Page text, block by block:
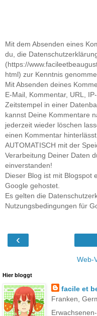
Mit dem Absenden eines
du, die
(https://
html) zur Kenntnis
Mit Absenden deines
E-Mail, Kommentar, URL,
Zeitstempel in einer
kannst Deine Kommentare
jederzeit wieder löschen
einen Kommentar
AUTOMATISCH mit der
Verarbeitung Deiner Daten
einverstanden!
Dieser Blog ist mit Blogspot
Google gehostet.
Es gelten die
Nutzungsbedingungen für
‹
Web-
Hier bloggt
facile et
Franken,